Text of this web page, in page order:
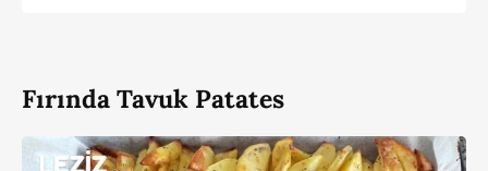
Fırında Tavuk Patates